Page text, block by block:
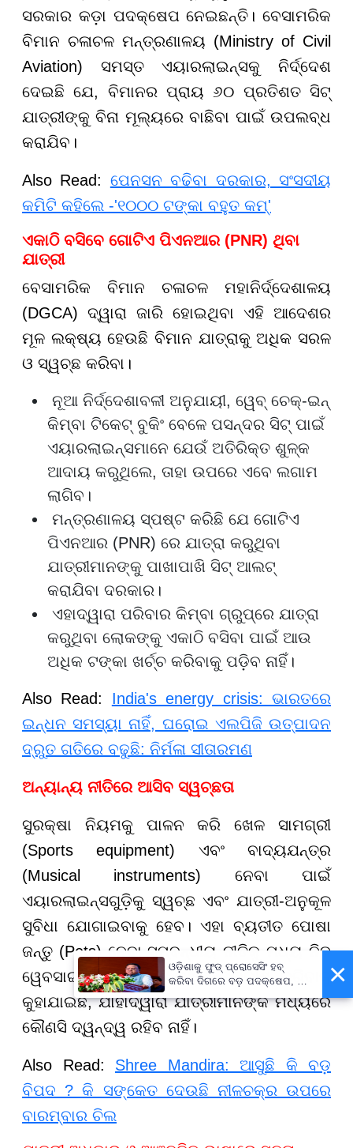
ସରକାର କଡ଼ା ପଦକ୍ଷେପ ନେଇଛନ୍ତି। ବେସାମରିକ
ବିମାନ ଚଳାଚଳ ମନ୍ତ୍ରଣାଳୟ (Ministry of Civil
Aviation) ସମସ୍ତ ଏୟାରଲାଇନ୍ସକୁ ନିର୍ଦ୍ଦେଶ
ଦେଇଛି ଯେ, ବିମାନର ପ୍ରାୟ ୬୦ ପ୍ରତିଶତ ସିଟ୍
ଯାତ୍ରୀଙ୍କୁ ବିନା ମୂଲ୍ୟରେ ବାଛିବା ପାଇଁ ଉପଲବ୍ଧ
କରାଯିବ।
Also Read: ପେନସନ ବଢିବା ଦରକାର, ସଂସଦୀୟ
କମିଟି କହିଲେ -'୧୦୦୦ ଟଙ୍କା ବହୁତ କମ୍'
ଏକାଠି ବସିବେ ଗୋଟିଏ ପିଏନଆର (PNR) ଥିବା
ଯାତ୍ରୀ
ବେସାମରିକ ବିମାନ ଚଳାଚଳ ମହାନିର୍ଦ୍ଦେଶାଳୟ
(DGCA) ଦ୍ୱାରା ଜାରି ହୋଇଥିବା ଏହି ଆଦେଶର
ମୂଳ ଲକ୍ଷ୍ୟ ହେଉଛି ବିମାନ ଯାତ୍ରାକୁ ଅଧିକ ସରଳ
ଓ ସ୍ୱଚ୍ଛ କରିବା।
ନୂଆ ନିର୍ଦ୍ଦେଶାବଳୀ ଅନୁଯାୟୀ, ୱେବ୍ ଚେକ୍-ଇନ୍
କିମ୍ବା ଟିକେଟ୍ ବୁକିଂ ବେଳେ ପସନ୍ଦର ସିଟ୍ ପାଇଁ
ଏୟାରଲାଇନ୍ସମାନେ ଯେଉଁ ଅତିରିକ୍ତ ଶୁଳ୍କ
ଆଦାୟ କରୁଥିଲେ, ତାହା ଉପରେ ଏବେ ଲଗାମ
ଲାଗିବ।
ମନ୍ତ୍ରଣାଳୟ ସ୍ପଷ୍ଟ କରିଛି ଯେ ଗୋଟିଏ
ପିଏନଆର (PNR) ରେ ଯାତ୍ରା କରୁଥିବା
ଯାତ୍ରୀମାନଙ୍କୁ ପାଖାପାଖି ସିଟ୍ ଆଲଟ୍
କରାଯିବା ଦରକାର।
ଏହାଦ୍ୱାରା ପରିବାର କିମ୍ବା ଗ୍ରୁପ୍ରେ ଯାତ୍ରା
କରୁଥିବା ଲୋକଙ୍କୁ ଏକାଠି ବସିବା ପାଇଁ ଆଉ
ଅଧିକ ଟଙ୍କା ଖର୍ଚ୍ଚ କରିବାକୁ ପଡ଼ିବ ନାହିଁ।
Also Read: India's energy crisis: ଭାରତରେ
ଇନ୍ଧନ ସମସ୍ୟା ନାହିଁ, ଘରୋଇ ଏଲପିଜି ଉତ୍ପାଦନ
ଦ୍ରୁତ ଗତିରେ ବଢୁଛି: ନିର୍ମଳା ସୀତାରମଣ
ଅନ୍ୟାନ୍ୟ ନୀତିରେ ଆସିବ ସ୍ୱଚ୍ଛତା
ସୁରକ୍ଷା ନିୟମକୁ ପାଳନ କରି ଖେଳ ସାମଗ୍ରୀ
(Sports equipment) ଏବଂ ବାଦ୍ୟଯନ୍ତ୍ର
(Musical instruments) ନେବା ପାଇଁ
ଏୟାରଲାଇନ୍ସଗୁଡ଼ିକୁ ସ୍ୱଚ୍ଛ ଏବଂ ଯାତ୍ରୀ-ଅନୁକୂଳ
ସୁବିଧା ଯୋଗାଇବାକୁ ହେବ। ଏହା ବ୍ୟତୀତ ପୋଷା
ଜନ୍ତୁ (Pets) ନେବା ସମ୍ବନ୍ଧୀୟ ନୀତିକୁ ମଧ୍ୟ ନିଜ
ୱେବସାଇଟରେ ସ୍ପଷ୍ଟ ଭାବେ ପ୍ରକାଶ କରିବାକୁ
କୁହାଯାଇଛି, ଯାହାଦ୍ୱାରା ଯାତ୍ରୀମାନଙ୍କ ମଧ୍ୟରେ
କୌଣସି ଦ୍ୱନ୍ଦ୍ୱ ରହିବ ନାହିଁ।
Also Read: Shree Mandira: ଆସୁଛି କି ବଡ଼
ବିପଦ ? କି ସଙ୍କେତ ଦେଉଛି ନୀଳଚକ୍ର ଉପରେ
ବାରମ୍ବାର ଚିଲ
×
ଓଡ଼ିଶାକୁ ଫୁଡ୍ ପ୍ରୋସେସିଂ ହବ୍
କରିବା ଦିଗରେ ବଡ଼ ପଦକ୍ଷେପ, ୪୨
ହଜାରରୁ ଅଧିକ ନିଯୁକ୍ତି ସୁଯୋଗ